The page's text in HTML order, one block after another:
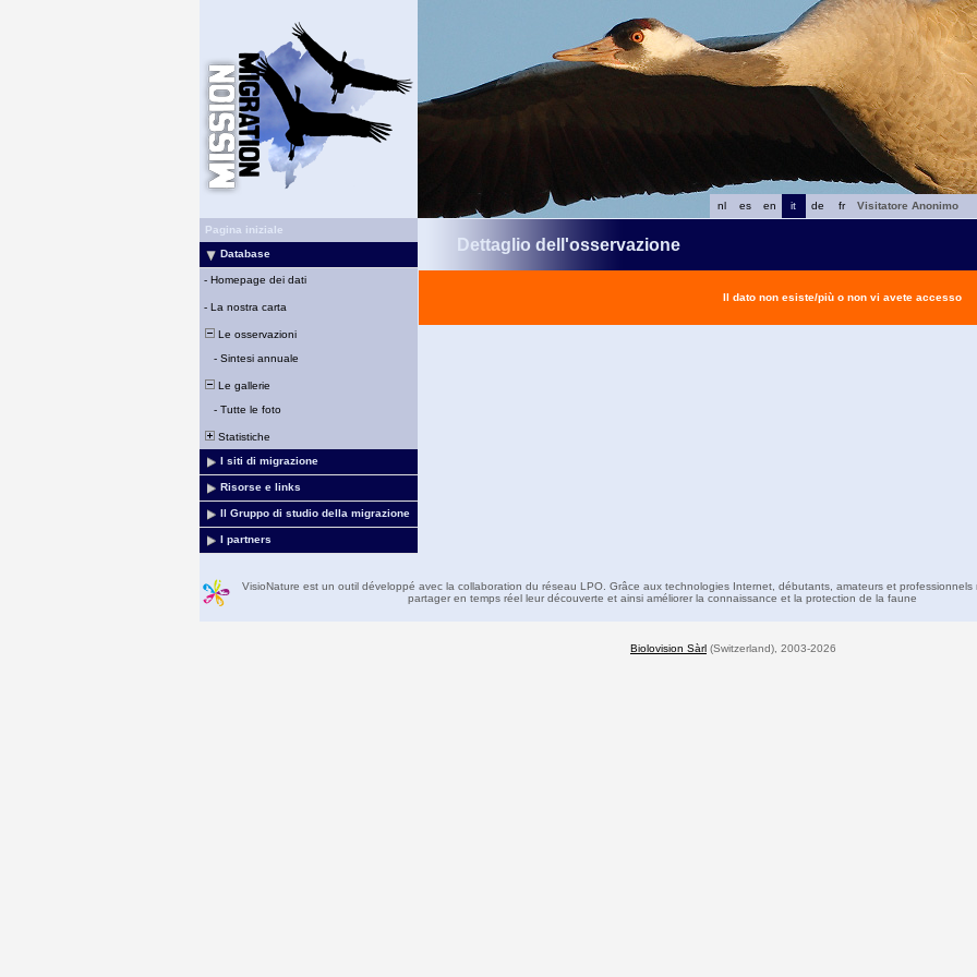
fr
de
it
en
es
nl
Visitatore Anonimo
Pagina iniziale
Database
- Homepage dei dati
- La nostra carta
Le osservazioni
- Sintesi annuale
Le gallerie
- Tutte le foto
Statistiche
I siti di migrazione
Risorse e links
Il Gruppo di studio della migrazione
I partners
Dettaglio dell'osservazione
Il dato non esiste/più o non vi avete accesso
VisioNature est un outil développé avec la collaboration du réseau LPO. Grâce aux technologies Internet, débutants, amateurs et professionnels
partager en temps réel leur découverte et ainsi améliorer la connaissance et la protection de la faune
Biolovision Sàrl (Switzerland), 2003-2026